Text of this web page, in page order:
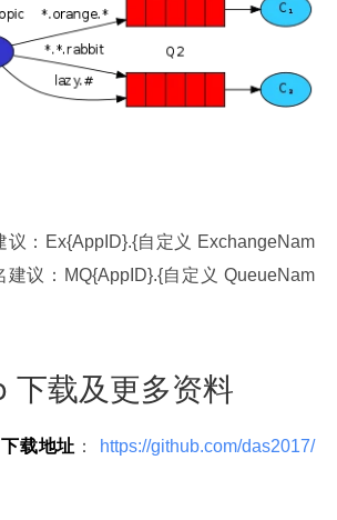
议：Ex{AppID}.{自定义 ExchangeNam
议：MQ{AppID}.{自定义 QueueNam
下载及更多资料
载地址 ：
https://github.com/das2017/